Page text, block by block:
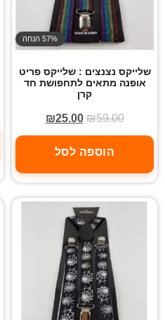
57% הנחה
שלייקס נצנצים : שלייקס פריט
אופנה מתאים לתחפושת חד
קרן
₪59.00
₪25.00
הוספה לסל